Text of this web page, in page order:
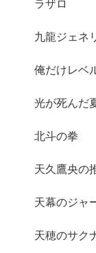
ラザロ
九龍ジェネ
俺だけレベ
光が死んだ
北斗の拳
天久鷹央の
天幕のジャ
天穂のサク